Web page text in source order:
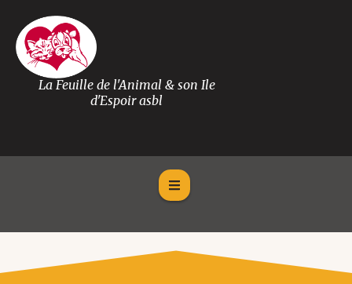
La Feuille de l'Animal & son Ile
d'Espoir asbl